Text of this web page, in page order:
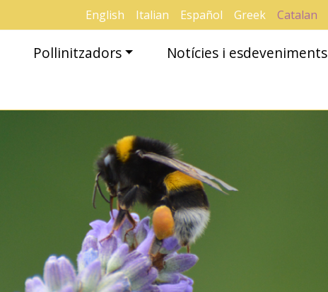
English Italian Español Greek Catalan
Pollinitzadors Notícies i esdeveniments